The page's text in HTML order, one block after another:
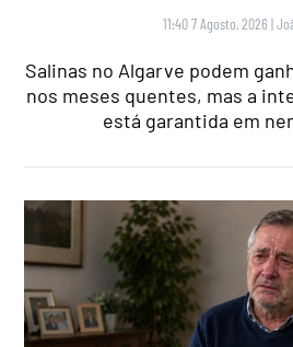
11:40 7 Agosto, 2026 |
Salinas no Algarve podem
nos meses quentes, mas a
está garantida em